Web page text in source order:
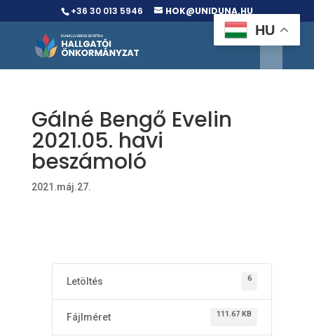
+36 30 013 5946 HOK@UNIDUNA.HU
Gálné Bengő Evelin
2021.05. havi
beszámoló
2021.máj.27.
Letöltés 6
Fájlméret 111.67 KB
HU